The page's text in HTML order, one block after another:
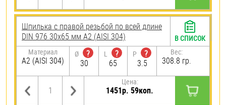
Шпилька с правой резьбой по всей длине
DIN 976 30х65 мм А2 (AISI 304)
Материал
А2 (AISI 304)
Ø
?
30
L
?
65
P
?
3.5
Вес:
308.8 гр.
Цена:
1451р. 59коп.
В СПИСОК